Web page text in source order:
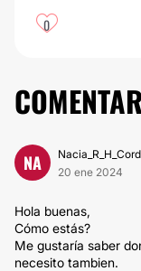
0
NA
20 ene 2024
Hola buenas,
Cómo estás?
Me gustaría saber
necesito tambien.